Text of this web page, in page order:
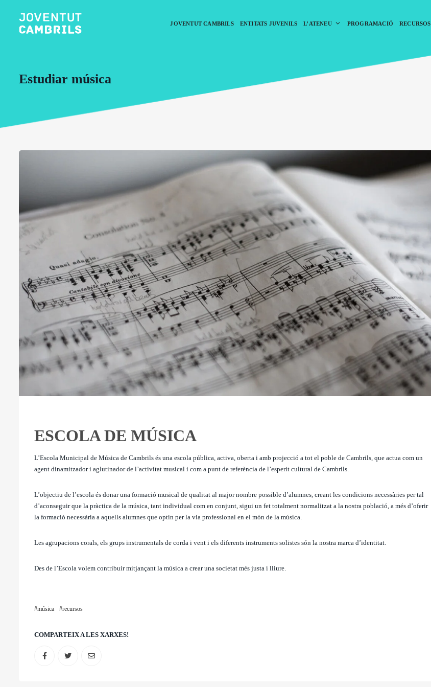
JOVENTUT CAMBRILS ENTITATS JUVENILS L’ATENEU PROGRAMACIÓ RECURSOS
Estudiar música
ESCOLA DE MÚSICA
L’Escola Municipal de Música de Cambrils és una escola pública, activa, oberta i amb projecció a tot el poble de Cambrils, que actua com un
agent dinamitzador i aglutinador de l’activitat musical i com a punt de referència de l’esperit cultural de Cambrils.
L’objectiu de l’escola és donar una formació musical de qualitat al major nombre possible d’alumnes, creant les condicions necessàries per tal
d’aconseguir que la pràctica de la música, tant individual com en conjunt, sigui un fet totalment normalitzat a la nostra població, a més d’oferir
la formació necessària a aquells alumnes que optin per la via professional en el món de la música.
Les agrupacions corals, els grups instrumentals de corda i vent i els diferents instruments solistes són la nostra marca d’identitat.
Des de l’Escola volem contribuir mitjançant la música a crear una societat més justa i lliure.
música recursos
COMPARTEIX A LES XARXES!